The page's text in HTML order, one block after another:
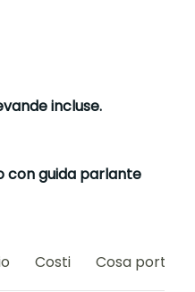
incluse.
guida parlante
Costi Cosa portare